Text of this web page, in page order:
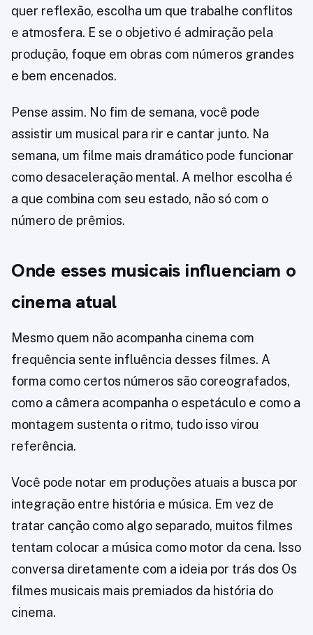
quer reflexão, escolha um que trabalhe conflitos
e atmosfera. E se o objetivo é admiração pela
produção, foque em obras com números grandes
e bem encenados.
Pense assim. No fim de semana, você pode
assistir um musical para rir e cantar junto. Na
semana, um filme mais dramático pode funcionar
como desaceleração mental. A melhor escolha é
a que combina com seu estado, não só com o
número de prêmios.
Onde esses musicais influenciam o
cinema atual
Mesmo quem não acompanha cinema com
frequência sente influência desses filmes. A
forma como certos números são coreografados,
como a câmera acompanha o espetáculo e como a
montagem sustenta o ritmo, tudo isso virou
referência.
Você pode notar em produções atuais a busca por
integração entre história e música. Em vez de
tratar canção como algo separado, muitos filmes
tentam colocar a música como motor da cena. Isso
conversa diretamente com a ideia por trás dos Os
filmes musicais mais premiados da história do
cinema.